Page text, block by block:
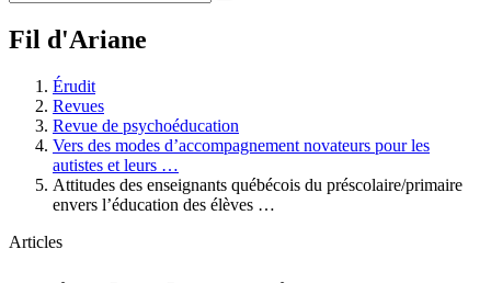
Fil d'Ariane
Érudit
Revues
Revue de psychoéducation
Vers des modes d’accompagnement novateurs pour les
autistes et leurs …
Attitudes des enseignants québécois du préscolaire/primaire
envers l’éducation des élèves …
Articles